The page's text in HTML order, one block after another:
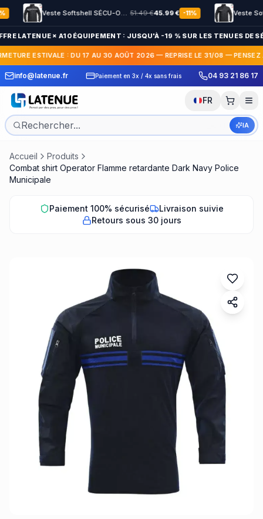
Veste Softshell SÉCU-ONE HV-TAPE Sécurité Privée noir 51.49€45.99€ -11%
LATENUE × A10 ÉQUIPEMENT : JUSQU'À -19 % SUR LES TENUES DE
ESTIVALE : DU 17 AU 30 AOÛT 2026 — REPRISE LE 31/08 — PENSEZ
info@latenue.fr
en France et
Paiement en 3x / 4x sans frais
30 jours pour
04 93 21 86 17
FR
IA
Accueil
Produits
Combat shirt Operator Flamme retardante Dark Navy Police
Municipale
Paiement 100% sécurisé
Livraison suivie
Retours sous 30 jours